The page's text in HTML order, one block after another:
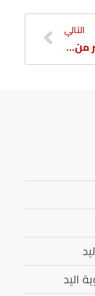
التالي
الفريق يخسر من الريان
اليد